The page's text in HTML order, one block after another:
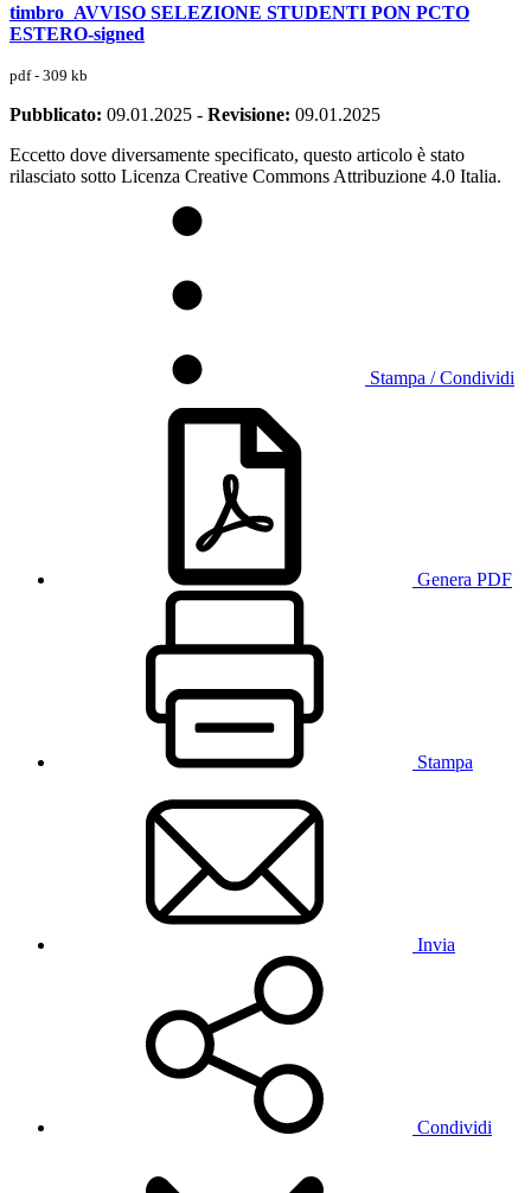
timbro_AVVISO SELEZIONE STUDENTI PON PCTO
ESTERO-signed
pdf - 309 kb
Pubblicato: 09.01.2025 - Revisione: 09.01.2025
Eccetto dove diversamente specificato, questo articolo è stato
rilasciato sotto Licenza Creative Commons Attribuzione 4.0 Italia.
Stampa / Condividi
Genera PDF
Stampa
Invia
Condividi